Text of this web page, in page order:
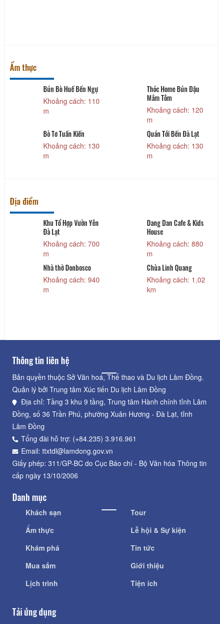
Ẩm thực
Bún Bò Huế Bến Ngự
Khoảng cách: 110
m
Thóc Home Bún Đậu
Mắm Tôm
Khoảng cách: 120
m
Bò Tơ Tuấn Kiến
Khoảng cách: 130
m
Quán Tới Bến Đà Lạt
Khoảng cách: 130
m
Địa điểm
Khu Tổ Hợp Vườn Yên
Đà Lạt
Khoảng cách: 700
m
Dang Dan Cafe & Kids
House
Khoảng cách: 880
m
Nhà thờ Donbosco
Khoảng cách: 940
m
Chùa Linh Quang
Khoảng cách: 1,02
km
Thông tin liên hệ
Bản quyền thuộc Sở Văn hoá, Thể thao và Du lịch Lâm Đồng.
Quản lý bởi Trung tâm Xúc tiến Du lịch Lâm Đồng
Địa chỉ: Tầng 3 khu 9 tầng, Trung tâm Hành chính tỉnh Lâm
Đồng, số 36 Trần Phú, phường Xuân Hương - Đà Lạt, tỉnh
Lâm Đồng
Tổng đài hỗ trợ: (+84.235) 3.916.961
Email: ttxtdl@lamdong.gov.vn
Giấy phép: 311/GP-BC do Cục Báo chí - Bộ Văn hóa Thông tin
cấp ngày 13/10/2006
Danh mục
Khách sạn
Ẩm thực
Khám phá
Mua sắm
Lịch trình
Tour
Lễ hội & Sự kiện
Tin tức
Giới thiệu
Tiện ích
Tải ứng dụng